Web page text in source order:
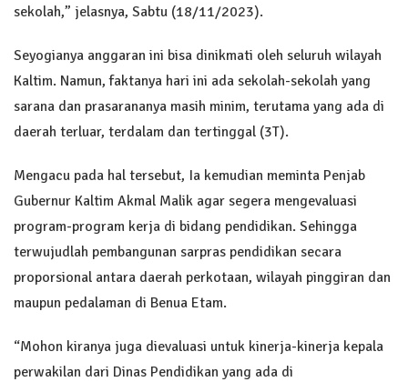
sekolah,” jelasnya, Sabtu (18/11/2023).
Seyogianya anggaran ini bisa dinikmati oleh seluruh wilayah
Kaltim. Namun, faktanya hari ini ada sekolah-sekolah yang
sarana dan prasarananya masih minim, terutama yang ada di
daerah terluar, terdalam dan tertinggal (3T).
Mengacu pada hal tersebut, Ia kemudian meminta Penjab
Gubernur Kaltim Akmal Malik agar segera mengevaluasi
program-program kerja di bidang pendidikan. Sehingga
terwujudlah pembangunan sarpras pendidikan secara
proporsional antara daerah perkotaan, wilayah pinggiran dan
maupun pedalaman di Benua Etam.
“Mohon kiranya juga dievaluasi untuk kinerja-kinerja kepala
perwakilan dari Dinas Pendidikan yang ada di